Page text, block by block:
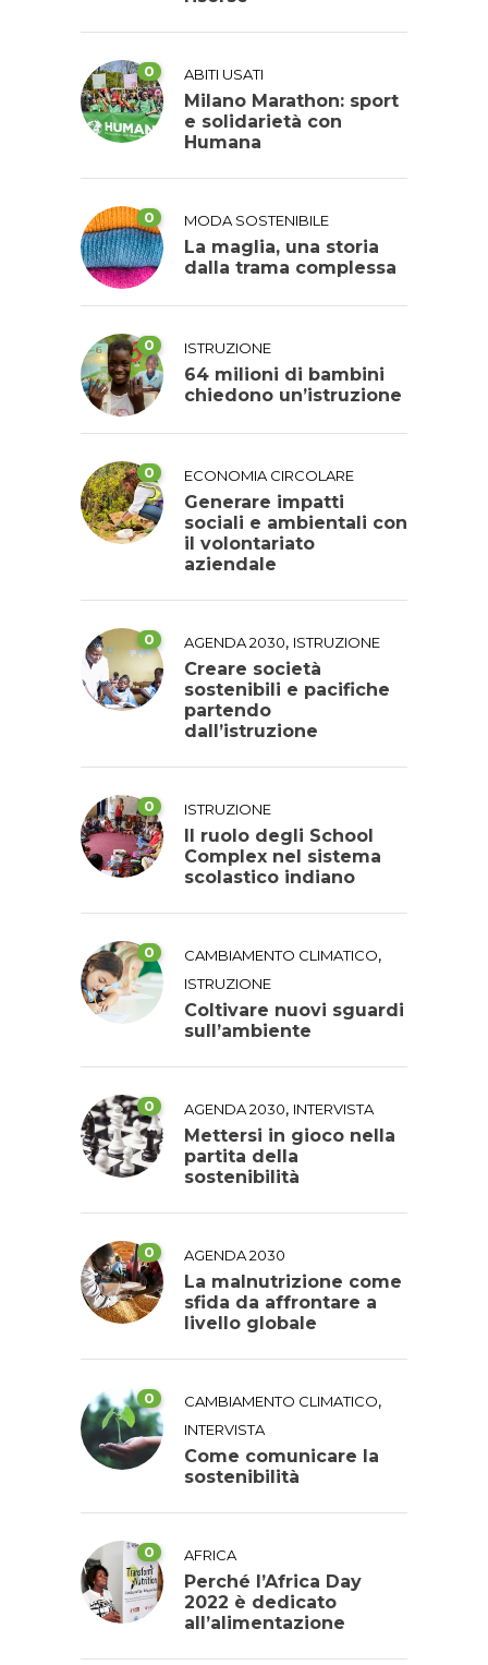
0 ABITI USATI
Milano Marathon: sport
e solidarietà con
Humana
0 MODA SOSTENIBILE
La maglia, una storia
dalla trama complessa
0 ISTRUZIONE
64 milioni di bambini
chiedono un’istruzione
0 ECONOMIA CIRCOLARE
Generare impatti
sociali e ambientali con
il volontariato
aziendale
0 AGENDA 2030, ISTRUZIONE
Creare società
sostenibili e pacifiche
partendo
dall’istruzione
0 ISTRUZIONE
Il ruolo degli School
Complex nel sistema
scolastico indiano
0 CAMBIAMENTO CLIMATICO,
ISTRUZIONE
Coltivare nuovi sguardi
sull’ambiente
0 AGENDA 2030, INTERVISTA
Mettersi in gioco nella
partita della
sostenibilità
0 AGENDA 2030
La malnutrizione come
sfida da affrontare a
livello globale
0 CAMBIAMENTO CLIMATICO,
INTERVISTA
Come comunicare la
sostenibilità
0 AFRICA
Perché l’Africa Day
2022 è dedicato
all’alimentazione